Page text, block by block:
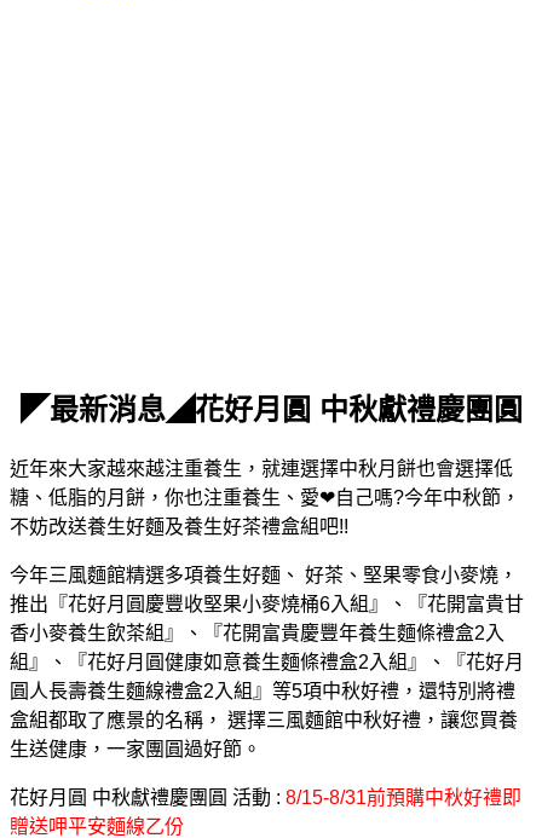
◤最新消息◢花好月圓 中秋獻禮慶團圓
近年來大家越來越注重養生，就連選擇中秋月餅也會選擇低
糖、低脂的月餅，你也注重養生、愛❤自己嗎?今年中秋節，
不妨改送養生好麵及養生好茶禮盒組吧!!
今年三風麵館精選多項養生好麵、 好茶、堅果零食小麥燒，
推出『花好月圓慶豐收堅果小麥燒桶6入組』、『花開富貴甘
香小麥養生飲茶組』、『花開富貴慶豐年養生麵條禮盒2入
組』、『花好月圓健康如意養生麵條禮盒2入組』、『花好月
圓人長壽養生麵線禮盒2入組』 等5項中秋好禮，還特別將禮
盒組都取了應景的名稱， 選擇三風麵館中秋好禮，讓您買養
生送健康，一家團圓過好節。
花好月圓 中秋獻禮慶團圓 活動 : 8/15-8/31前預購中秋好禮即
贈送呷平安麵線乙份